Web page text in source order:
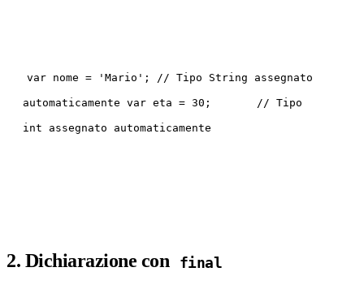
var nome = 'Mario'; // Tipo String assegnato
automaticamente var eta = 30; // Tipo
int assegnato automaticamente
2. Dichiarazione con final